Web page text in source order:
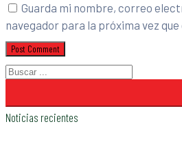
Guarda mi nombre, correo
navegador para la próxima vez que
Noticias recientes